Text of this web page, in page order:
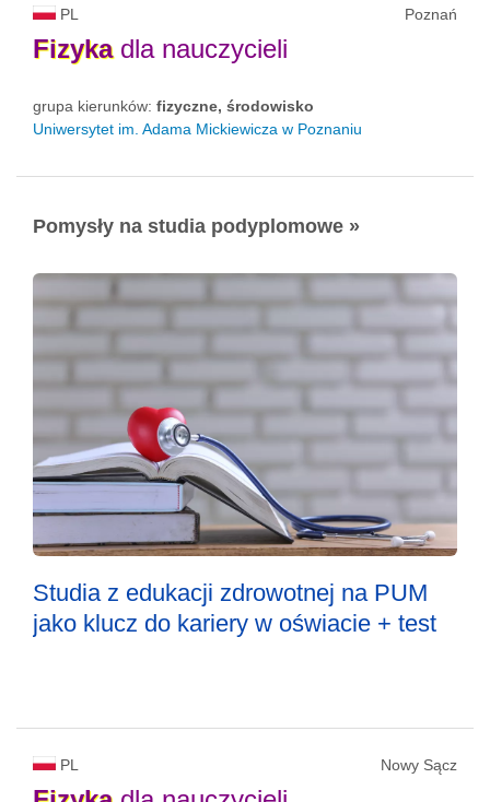
PL Poznań
Fizykadla nauczycieli
grupa kierunków: fizyczne, środowisko
Uniwersytet im. Adama Mickiewicza w Poznaniu
Pomysły na studia podyplomowe »
Studia z edukacji zdrowotnej na PUM
jako klucz do kariery w oświacie + test
PL Nowy Sącz